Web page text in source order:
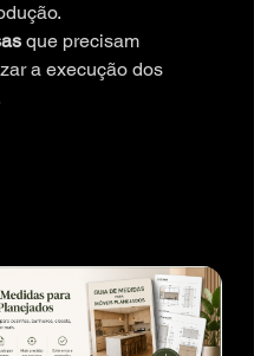
que precisam
a execução dos